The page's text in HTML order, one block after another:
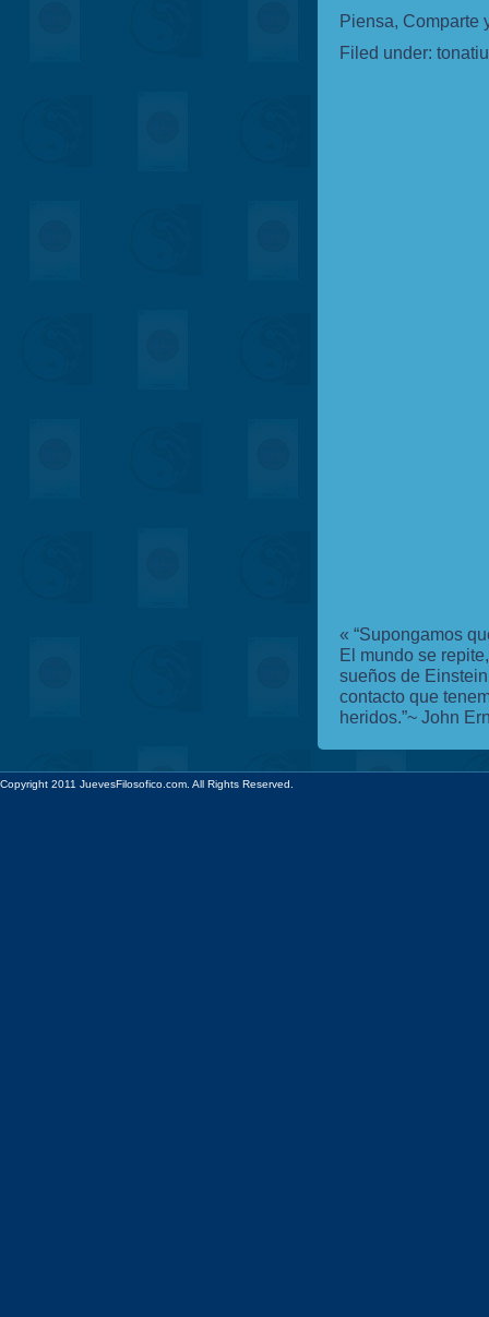
Piensa,
Filed under:
« “Supongamos
El mundo se
sueños de
contacto que
heridos.”~ John
Copyright 2011 JuevesFilosofico.com. All Rights Reserved.